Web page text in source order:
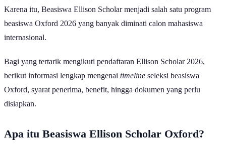
Karena itu, Beasiswa Ellison Scholar menjadi salah satu program
beasiswa Oxford 2026 yang banyak diminati calon mahasiswa
internasional.
Bagi yang tertarik mengikuti pendaftaran Ellison Scholar 2026,
berikut informasi lengkap mengenai timeline seleksi beasiswa
Oxford, syarat penerima, benefit, hingga dokumen yang perlu
disiapkan.
Apa itu Beasiswa Ellison Scholar Oxford?